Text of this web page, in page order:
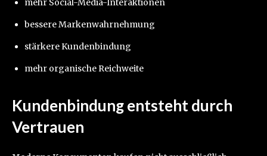
mehr Social-Media-Interaktionen
bessere Markenwahrnehmung
stärkere Kundenbindung
mehr organische Reichweite
Kundenbindung entsteht durch
Vertrauen